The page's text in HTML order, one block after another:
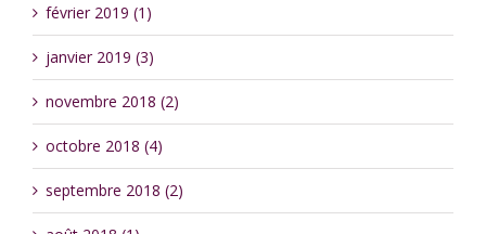
février 2019 (1)
janvier 2019 (3)
novembre 2018 (2)
octobre 2018 (4)
septembre 2018 (2)